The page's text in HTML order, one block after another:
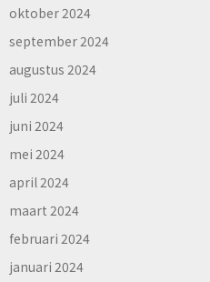
oktober 2024
september 2024
augustus 2024
juli 2024
juni 2024
mei 2024
april 2024
maart 2024
februari 2024
januari 2024